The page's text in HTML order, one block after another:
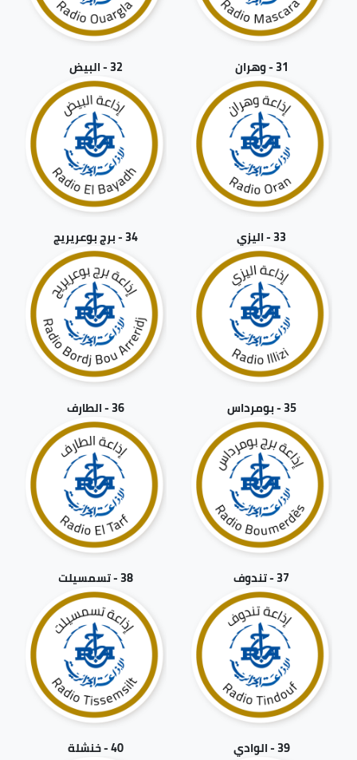
31 - وهران 32 - البيض
33 - اليزي 34 - برج بوعريريج
35 - بومرداس 36 - الطارف
37 - تندوف 38 - تسمسيلت
39 - الوادي 40 - خنشلة